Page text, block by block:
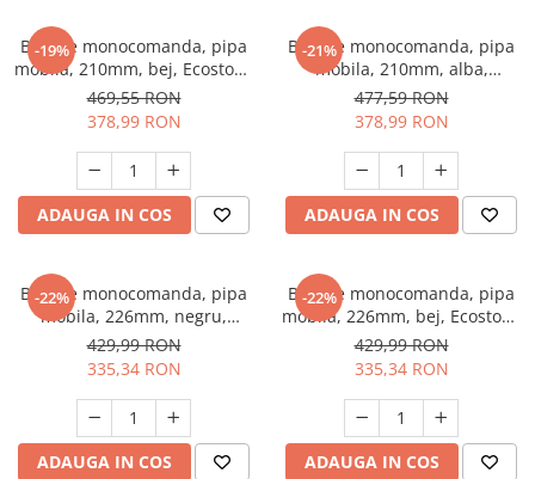
Masini automate de spalat rufe
Masini de spalat rufe cu uscator
Masini de spalat rufe verticale
Uscatoare de rufe
Masini de spalat vase
Masini de spalat vase incorporabile
Masini de spalat vase
Motoburghiu/Foreza pamant
Pachete Incorporabile
Pirostrii & Arzatoare
Pompe de stropit
Radiatoare
-19%
Baterie monocomanda, pipa
mobila, 210mm, bej, Ecostone
GF-2245
469,55 RON
378,99 RON
ADAUGA IN COS
-21%
Baterie monocomanda, pipa
mobila, 210mm, alba,
Ecostone GF-2246
477,59 RON
378,99 RON
ADAUGA IN COS
-22%
Baterie monocomanda, pipa
mobila, 226mm, negru,
Ecostone GF-2247
429,99 RON
335,34 RON
ADAUGA IN COS
-22%
Baterie monocomanda, pipa
mobila, 226mm, bej, Ecostone
GF-2248
429,99 RON
335,34 RON
ADAUGA IN COS